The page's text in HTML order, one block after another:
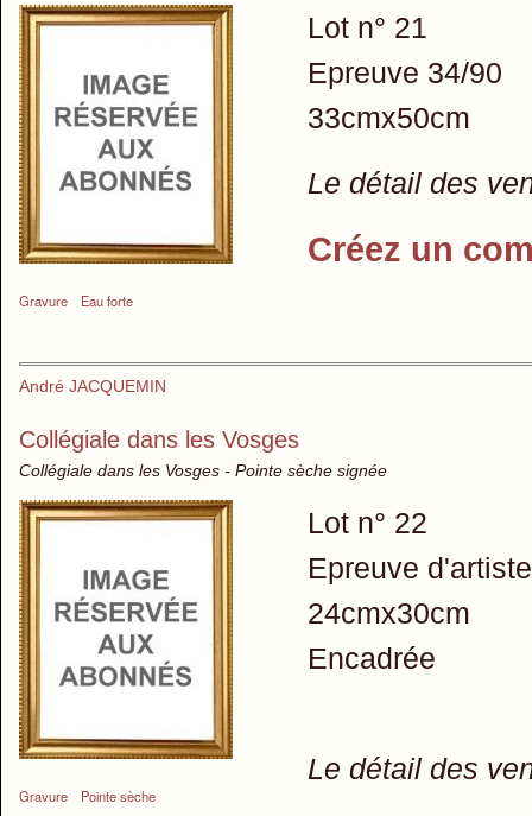
Gravure Eau forte
Lot n° 21
Epreuve 34/90
33cmx50cm
Le détail des
Créez un
André JACQUEMIN
Collégiale dans les Vosges
Collégiale dans les Vosges - Pointe sèche signée
Gravure Pointe sèche
Lot n° 22
Epreuve
24cmx30cm
Encadrée
Le détail des